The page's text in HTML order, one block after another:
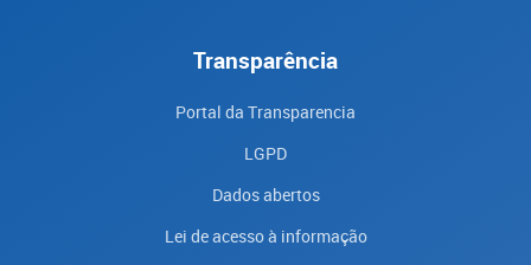
Transparência
Portal da Transparencia
LGPD
Dados abertos
Lei de acesso à informação